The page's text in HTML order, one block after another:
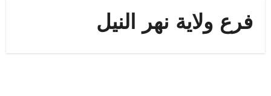
فرع ولاية نهر النيل